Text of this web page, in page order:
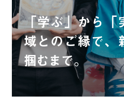
「学ぶ」から「
域とのご縁で、
掴むまで。